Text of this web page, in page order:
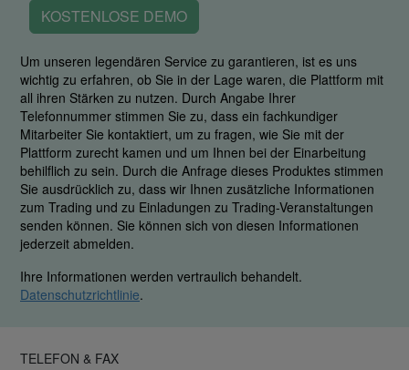
KOSTENLOSE DEMO
Um unseren legendären Service zu garantieren, ist es uns
wichtig zu erfahren, ob Sie in der Lage waren, die Plattform mit
all ihren Stärken zu nutzen. Durch Angabe Ihrer
Telefonnummer stimmen Sie zu, dass ein fachkundiger
Mitarbeiter Sie kontaktiert, um zu fragen, wie Sie mit der
Plattform zurecht kamen und um Ihnen bei der Einarbeitung
behilflich zu sein. Durch die Anfrage dieses Produktes stimmen
Sie ausdrücklich zu, dass wir Ihnen zusätzliche Informationen
zum Trading und zu Einladungen zu Trading-Veranstaltungen
senden können. Sie können sich von diesen Informationen
jederzeit abmelden.
Ihre Informationen werden vertraulich behandelt.
Datenschutzrichtlinie.
TELEFON & FAX